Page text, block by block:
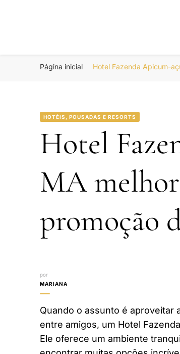
Portal Boa
Página inicial Hotel Fazenda Apicum-
HOTÉIS, POUSADAS E RESORTS
Hotel
MA
promoção
por
MARIANA
Quando o assunto é aproveitar
entre amigos, um Hotel
Ele oferece um ambiente